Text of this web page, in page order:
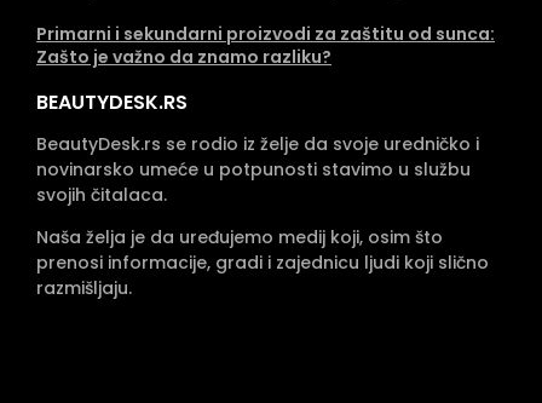
Primarni i sekundarni proizvodi za zaštitu od sunca:
Zašto je važno da znamo razliku?
BEAUTYDESK.RS
BeautyDesk.rs se rodio iz želje da svoje uredničko i
novinarsko umeće u potpunosti stavimo u službu
svojih čitalaca.
Naša želja je da uređujemo medij koji, osim što
prenosi informacije, gradi i zajednicu ljudi koji slično
razmišljaju.